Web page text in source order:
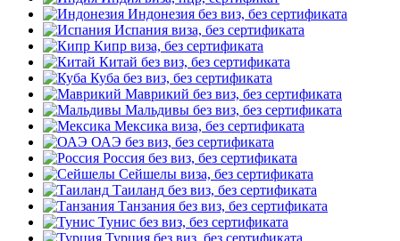
Индонезия без виз, без сертификата
Испания виза, без сертификата
Кипр виза, без сертификата
Китай без виз, без сертификата
Куба без виз, без сертификата
Маврикий без виз, без сертификата
Мальдивы без виз, без сертификата
Мексика виза, без сертификата
ОАЭ без виз, без сертификата
Россия без виз, без сертификата
Сейшелы виза, без сертификата
Таиланд без виз, без сертификата
Танзания без виз, без сертификата
Тунис без виз, без сертификата
Турция без виз, без сертификата